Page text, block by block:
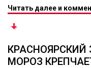
Читать далее и
МОРОЗ